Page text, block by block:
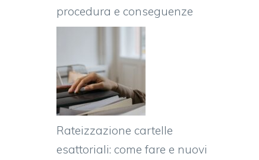
procedura e conseguenze
Rateizzazione cartelle
esattoriali: come fare e nuovi